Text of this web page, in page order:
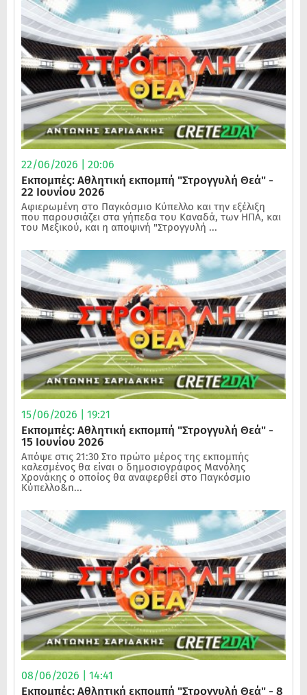
22/06/2026 | 20:06
Εκπομπές: Αθλητική εκπομπή "Στρογγυλή Θεά" -
22 Ιουνίου 2026
Αφιερωμένη στο Παγκόσμιο Κύπελλο και την εξέλιξη
που παρουσιάζει στα γήπεδα του Καναδά, των ΗΠΑ, και
του Μεξικού, και η αποψινή "Στρογγυλή ...
15/06/2026 | 19:21
Εκπομπές: Αθλητική εκπομπή "Στρογγυλή Θεά" -
15 Ιουνίου 2026
Απόψε στις 21:30 Στο πρώτο μέρος της εκπομπής
καλεσμένος θα είναι ο δημοσιογράφος Μανόλης
Χρονάκης ο οποίος θα αναφερθεί στο Παγκόσμιο
Κύπελλο&n...
08/06/2026 | 14:41
Εκπομπές: Αθλητική εκπομπή "Στρογγυλή Θεά" - 8